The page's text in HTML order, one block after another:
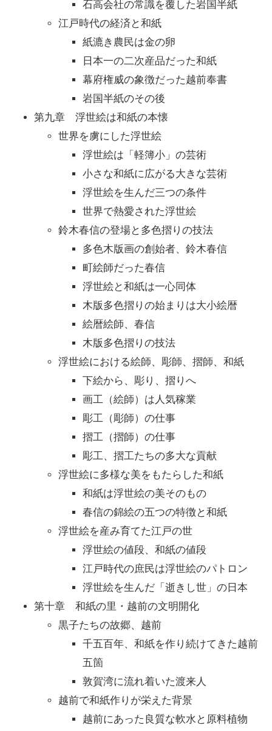
石高会社の常識を覆した岩国半紙
江戸時代の経済と和紙
紙漉き農民は金の卵
日本一の二次産品だった和紙
幕府権威の象徴だった越前奉書
岩国半紙のその後
第九章 浮世絵は和紙の本懐
世界を虜にした浮世絵
浮世絵は「軽簿小」の芸術
小さな和紙に広がる大きな芸術
浮世絵を生んだ三つの条件
世界で熱愛された浮世絵
鈴木春信の登場と多色摺りの技法
多色木版画の創始者、鈴木春信
町絵師だった春信
浮世絵と和紙は一心同体
木版多色摺りの始まりは大小絵暦
絵暦絵師、春信
木版多色摺りの技法
浮世絵における絵師、彫師、摺師、和紙
下絵から、彫り、摺りへ
画工（絵師）は人気稼業
彫工（彫師）の仕事
摺工（摺師）の仕事
彫工、摺工たちの多大な貢献
浮世絵に多様な美をもたらした和紙
和紙は浮世絵の美そのもの
春信の錦絵の五つの特徴と和紙
浮世絵を産み育てた江戸の世
浮世絵の値段、和紙の値段
江戸時代の庶民は浮世絵のパトロン
浮世絵を生んだ「逝きし世」の日本
第十章 和紙の里・越前の文明開化
黒子たちの故郷、越前
千五百年、和紙を作り続けてきた越前
五箇
敦賀湾に流れ着いた渡来人
越前で和紙作りが栄えた背景
越前にあった良質な軟水と原料植物